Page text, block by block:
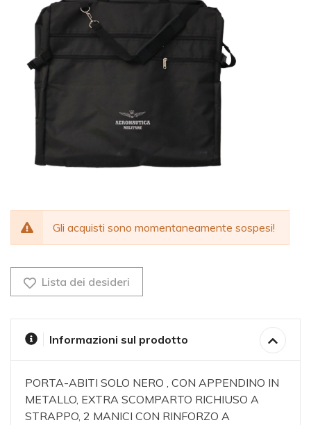
Gli acquisti sono momentaneamente sospesi!
Lista dei desideri
Informazioni sul prodotto
PORTA-ABITI SOLO NERO , CON APPENDINO IN
METALLO, EXTRA SCOMPARTO RICHIUSO A
STRAPPO, 2 MANICI CON RINFORZO A